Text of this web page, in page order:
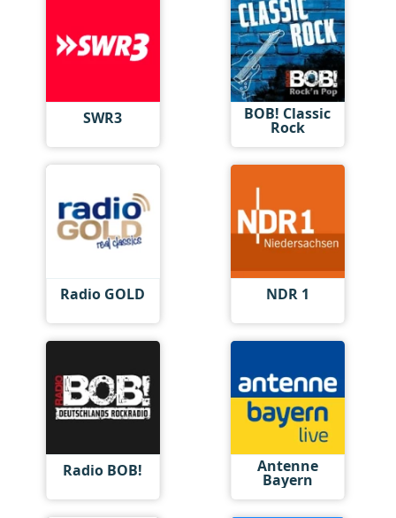
SWR3 BOB! Classic
Rock
Radio GOLD NDR 1
Radio BOB! Antenne
Bayern